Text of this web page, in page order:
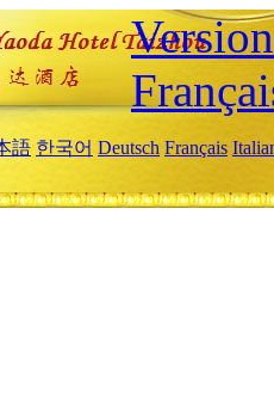
語 한국어 Deutsch Français